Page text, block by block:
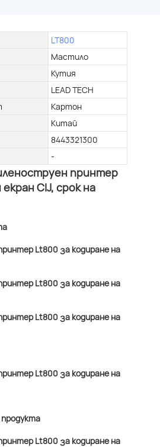
LT800
Мастило
Кутия
LEAD TECH
Картон
Китай
8443321300
-
принтер
CIJ, срок на